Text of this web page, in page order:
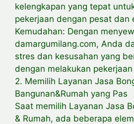
kelengkapan yang tepat
pekerjaan dengan pesat dan
Kemudahan: Dengan
damargumilang.com, Anda
stres dan kesusahan yang
dengan melakukan
2. Memilih Layanan Jasa
Bangunan&Rumah yang Pas
Saat memilih Layanan Jasa
& Rumah, ada beberapa